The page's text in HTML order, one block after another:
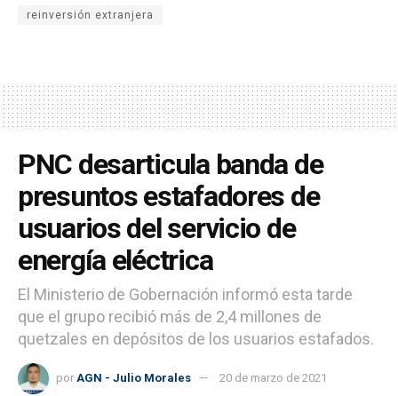
reinversión extranjera
PNC desarticula banda de
presuntos estafadores de
usuarios del servicio de
energía eléctrica
El Ministerio de Gobernación informó esta tarde
que el grupo recibió más de 2,4 millones de
quetzales en depósitos de los usuarios estafados.
por AGN - Julio Morales 20 de marzo de 2021